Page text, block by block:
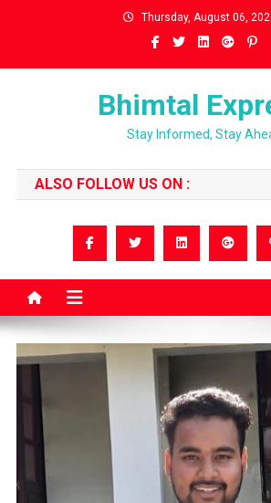
Thursday, August 06,
Bhimtal
Stay Informed, Stay
ALSO FOLLOW US ON :